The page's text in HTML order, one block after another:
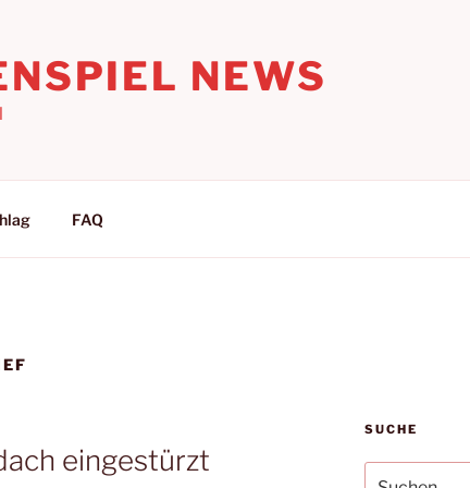
NEWS
FAQ
eingestürzt
SUCHE